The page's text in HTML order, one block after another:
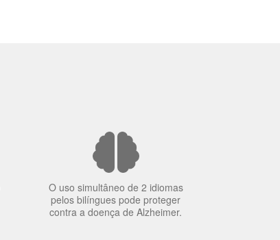
O uso simultâneo de 2 idiomas
pelos bilíngues pode proteger
contra a doença de Alzheimer.